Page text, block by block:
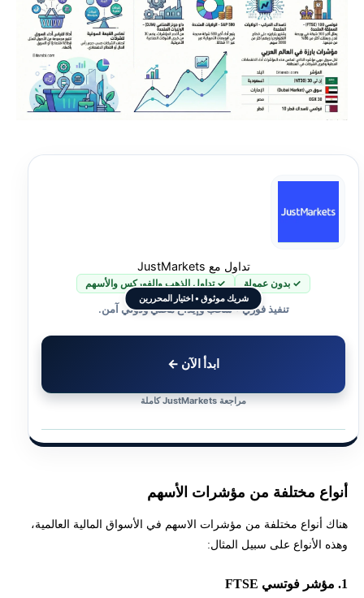
شريك موثوق • اختيار المحررين
تداول مع JustMarkets
✓ بدون عمولة ✓ تداول الذهب والفوركس والأسهم
تنفيذ فوري • سحب وإيداع محلي ودولي آمن.
ابدأ الآن ←
مراجعة JustMarkets كاملة
أنواع مختلفة من مؤشرات الأسهم
هناك أنواع مختلفة من مؤشرات الاسهم في الأسواق المالية العالمية،
وهذه الأنواع على سبيل المثال:
1. مؤشر فوتسي FTSE